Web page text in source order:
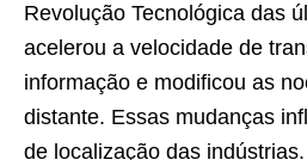
Revolução Tecnológica das
acelerou a velocidade de
informação e modificou as
distante. Essas mudanças
de localização das